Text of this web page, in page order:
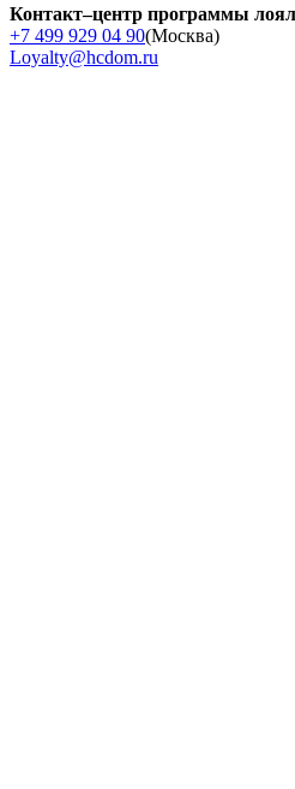
Контакт–центр программы
+7 499 929 04 90(Москва)
Loyalty@hcdom.ru